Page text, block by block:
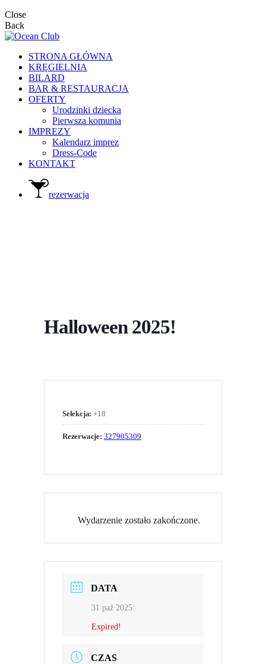
Close
Back
STRONA GŁÓWNA
KRĘGIELNIA
BILARD
BAR & RESTAURACJA
OFERTY
Urodzinki dziecka
Pierwsza komunia
IMPREZY
Kalendarz imprez
Dress-Code
KONTAKT
rezerwacja
Halloween 2025!
Selekcja: +18
Rezerwacje: 327905309
Wydarzenie zostało zakończone.
DATA
31 paź 2025
Expired!
CZAS